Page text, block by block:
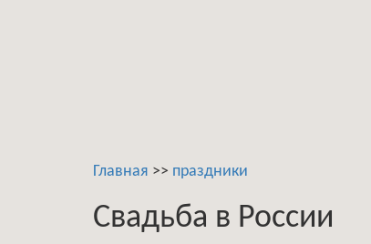
Главная >> праздники
Свадьба в России